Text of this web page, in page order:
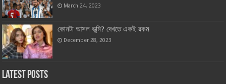
March 24, 2023
কোনটা আসল ভূমি? দেখতে একই রকম
December 28, 2023
Latest Posts